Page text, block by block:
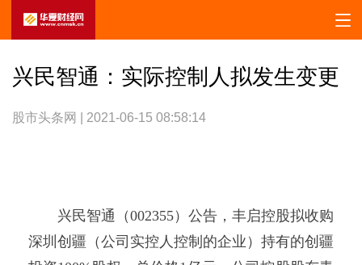
兴民智通：实际控制人拟发生变更
股市头条网 | 2021-06-15 08:58:14
兴民智通（002355）公告，丰启控股拟收购
深圳创疆（公司实控人控制的企业）持有的创疆